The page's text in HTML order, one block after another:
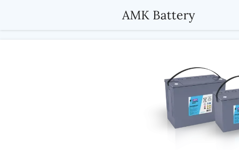
AMK Battery